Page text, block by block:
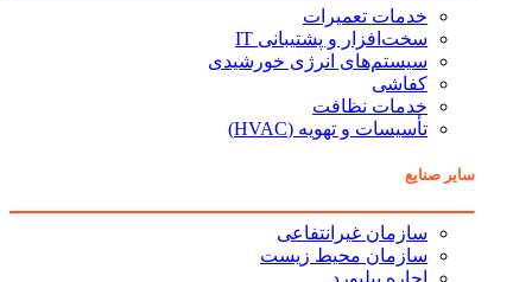
خدمات تعمیرات
سخت‌افزار و پشتیبانی IT
سیستم‌های انرژی خورشیدی
کفاشی
خدمات نظافت
تأسیسات و تهویه (HVAC)
سایر صنایع
سازمان غیرانتفاعی
سازمان محیط زیست